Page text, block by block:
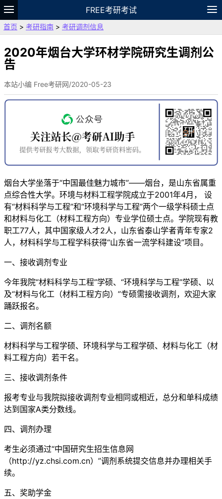
FREE考研考试
题库
故事 专题 APP
VIP
资料
首页 > 考研指南 > 考研调剂信息
2020年烟台大学环材学院研究生调剂公
告
本站小编 Free考研网/2020-05-23
烟台大学坐落于“中国最佳魅力城市”——烟台，是山东省属重
点综合性大学。环境与材料工程学院成立于2001年4月， 设
有“材料科学与工程”和“环境科学与工程”两个一级学科硕士点
和材料与化工（材料工程方向）专业学位硕士点。学院现有教
职工77人，其中国家级人才2人，山东省泰山学者青年专家2
人，材料科学与工程学科获得“山东省一流学科建设”项目。
一、接收调剂专业
今年我院“材料科学与工程”学硕、“环境科学与工程”学硕、以
及“材料与化工（材料工程方向）”专硕需接收调剂，欢迎大家
踊跃报名。
二、调剂名额
材料科学与工程学硕、环境科学与工程学硕、材料与化工（材
料工程方向）若干名。
三、接收调剂条件
报考专业与我院拟接收调剂专业相同或相近，总分和单科成绩
达到国家A类分数线。
四、调剂办理
考生必须通过“中国研究生招生信息网
（http://yz.chsi.com.cn）”调剂系统提交信息并办理相关手
续。
五、奖助学金